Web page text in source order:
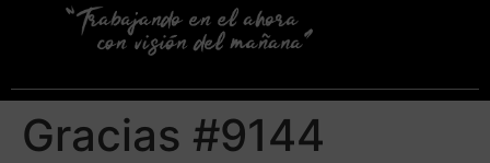
Gracias #9144